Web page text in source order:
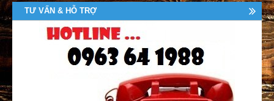
TƯ VẤN & HỖ TRỢ